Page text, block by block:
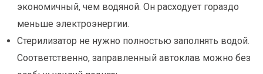
экономичный, чем водяной. Он расходует гораздо
меньше электроэнергии.
Стерилизатор не нужно полностью заполнять водой.
Соответственно, заправленный автоклав можно без